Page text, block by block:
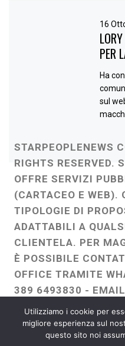
16
PER
Ha
sul
STARPEOPLENEWS
RIGHTS RESERVED.
OFFRE SERVIZI
(CARTACEO E WEB).
TIPOLOGIE DI
ADATTABILI A
CLIENTELA. PER
È POSSIBILE
OFFICE TRAMITE
389 6493830 -
WEBMASTER :
FREELANCE
Utilizziamo i cookie per
migliore esperienza sul
questo sito noi